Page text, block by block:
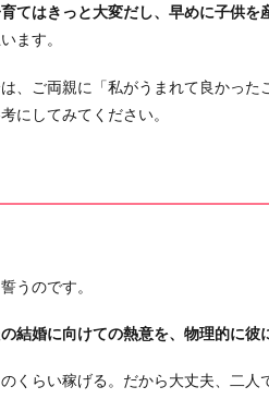
育てはきっと大変だし、早めに子供を
ます。
、ご両親に「私がうまれて良かった
にしてみてください。
うのです。
結婚に向けての熱意を、物理的に彼
くらい稼げる。だから大丈夫、二人